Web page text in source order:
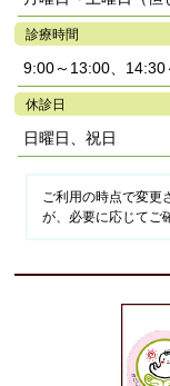
診療時間
9:00～13:00、14:30
休診日
日曜日、祝日
ご利用の時点で変更
が、必要に応じてご